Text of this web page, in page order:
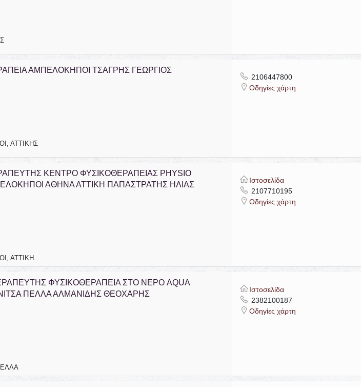
ΑΜΠΕΛΟΚΗΠΟΙ ΤΣΑΓΡΗΣ ΓΕΩΡΓΙΟΣ
ΑΤΤΙΚΗΣ
2106447800
Οδηγίες χάρτη
ΚΕΝΤΡΟ ΦΥΣΙΚΟΘΕΡΑΠΕΙΑΣ PHYSIO
ΑΘΗΝΑ ΑΤΤΙΚΗ ΠΑΠΑΣΤΡΑΤΗΣ ΗΛΙΑΣ
ΑΤΤΙΚΗ
Ιστοσελίδα
2107710195
Οδηγίες χάρτη
ΦΥΣΙΚΟΘΕΡΑΠΕΙΑ ΣΤΟ ΝΕΡΟ AQUA
ΠΕΛΛΑ ΑΛΜΑΝΙΔΗΣ ΘΕΟΧΑΡΗΣ
Ιστοσελίδα
2382100187
Οδηγίες χάρτη